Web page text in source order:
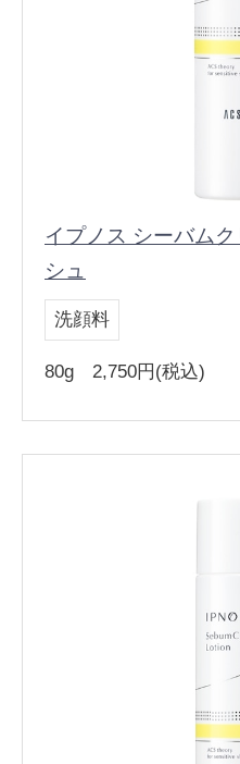
イプノス シーバム
シュ
洗顔料
80g 2,750円(税込)